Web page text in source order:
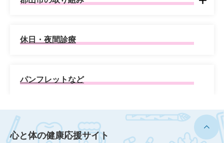
休日・夜間診療
パンフレットなど
心と体の健康応援サイト